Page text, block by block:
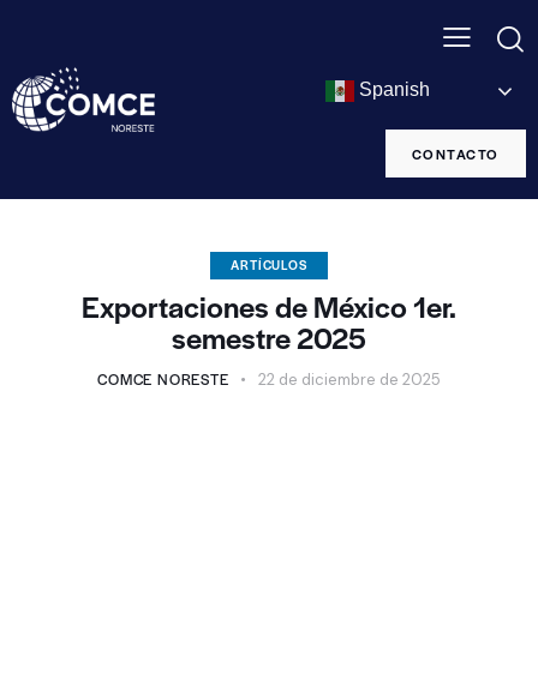
Spanish
CONTACTO
ARTÍCULOS
Exportaciones de México 1er.
semestre 2025
COMCE NORESTE 22 de diciembre de 2025